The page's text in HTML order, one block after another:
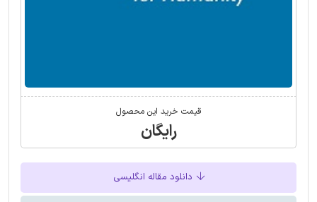
قیمت خرید این محصول
رایگان
دانلود مقاله انگلیسی